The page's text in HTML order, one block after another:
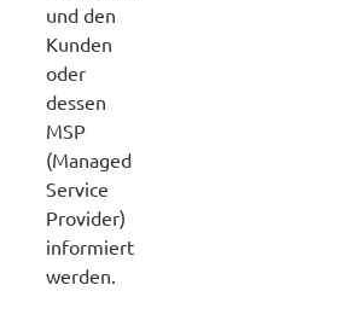
und den
Kunden
oder
dessen
MSP
(Managed
Service
Provider)
informiert
werden.